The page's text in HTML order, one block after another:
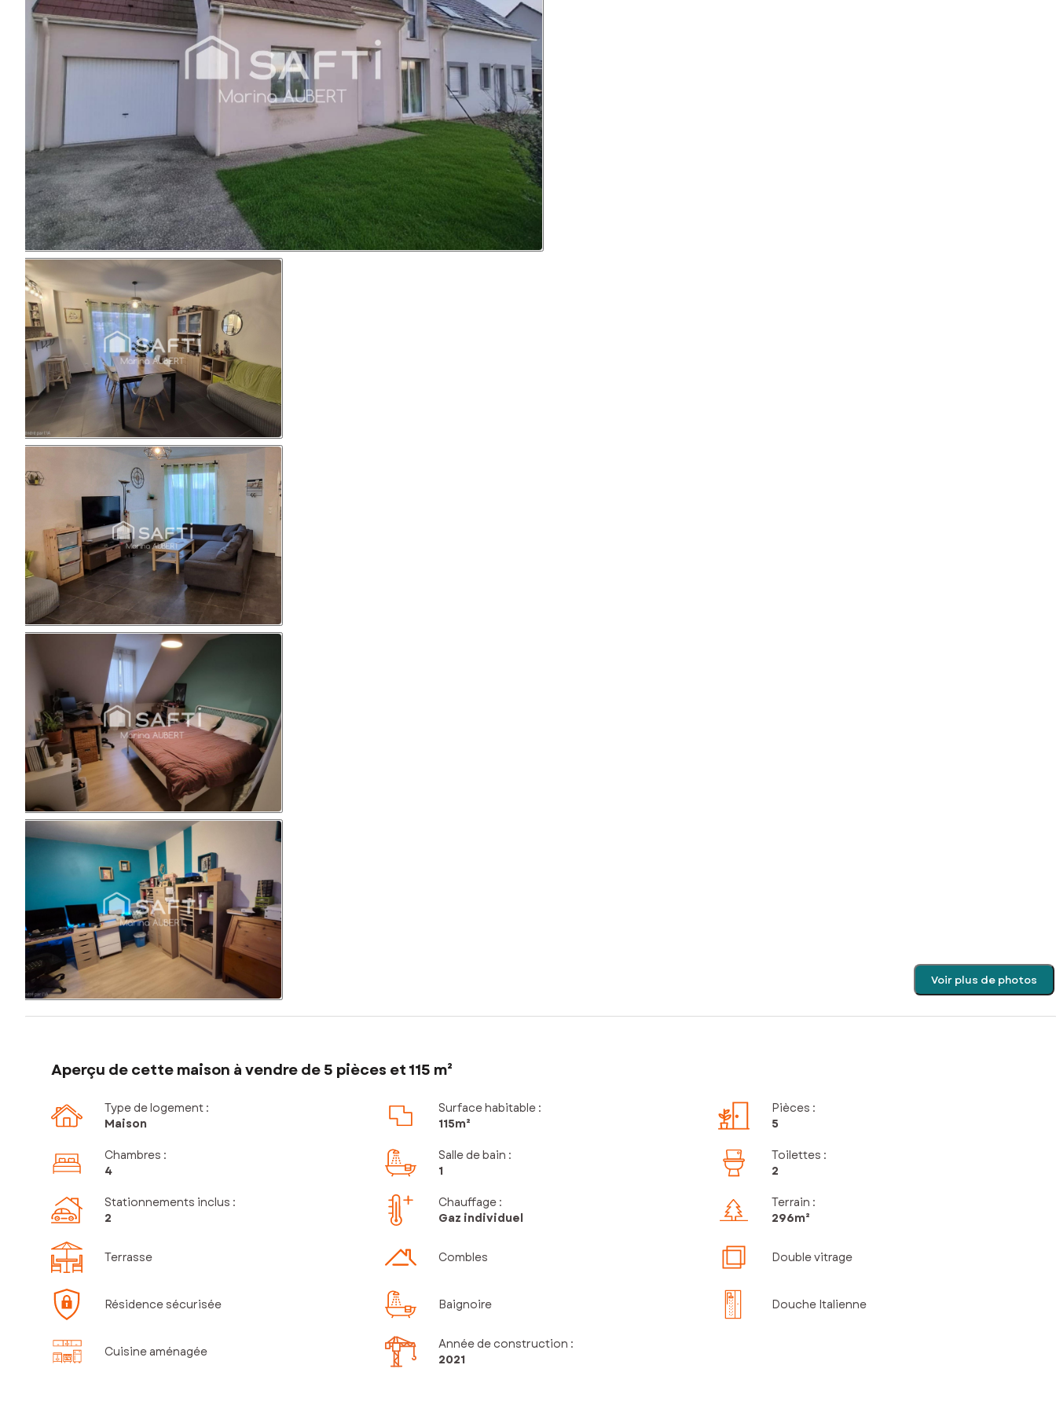
Voir plus de photos
Aperçu de cette maison à vendre de 5 pièces et 115 m²
Type de logement :
Maison
Surface habitable :
115m²
Pièces :
5
Chambres :
4
Salle de bain :
1
Toilettes :
2
Stationnements inclus :
2
Chauffage :
Gaz individuel
Terrain :
296m²
Terrasse Combles Double vitrage
Résidence sécurisée Baignoire Douche Italienne
Cuisine aménagée
Année de construction :
2021